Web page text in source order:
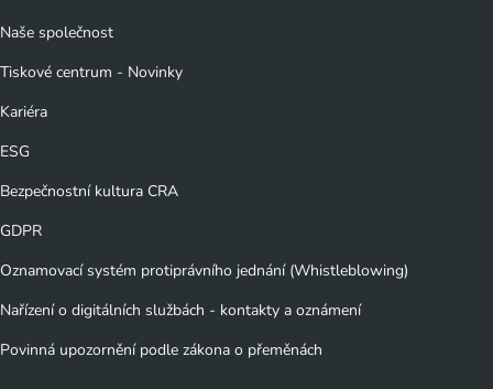
Naše společnost
Tiskové centrum - Novinky
Kariéra
ESG
Bezpečnostní kultura CRA
GDPR
Oznamovací systém protiprávního jednání (Whistleblowing)
Nařízení o digitálních službách - kontakty a oznámení
Povinná upozornění podle zákona o přeměnách